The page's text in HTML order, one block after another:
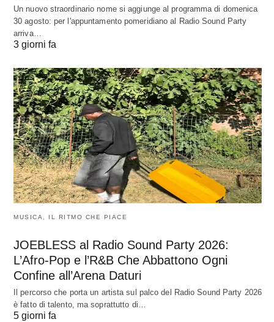
Un nuovo straordinario nome si aggiunge al programma di domenica
30 agosto: per l'appuntamento pomeridiano al Radio Sound Party
arriva…
3 giorni fa
MUSICA, IL RITMO CHE PIACE
JOEBLESS al Radio Sound Party 2026:
L’Afro-Pop e l’R&B Che Abbattono Ogni
Confine all’Arena Daturi
Il percorso che porta un artista sul palco del Radio Sound Party 2026
è fatto di talento, ma soprattutto di…
5 giorni fa